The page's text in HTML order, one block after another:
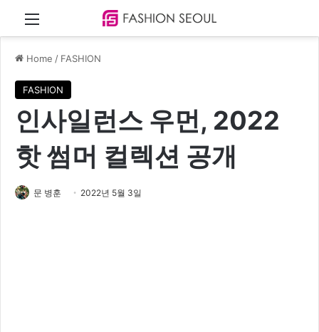
Menu
Home / FASHION
FASHION
인사일런스 우먼, 2022
핫 썸머 컬렉션 공개
문 병훈 2022년 5월 3일